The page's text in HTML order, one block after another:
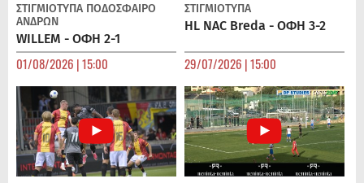
ΣΤΙΓΜΙΟΤΥΠΑ ΠΟΔΌΣΦΑΙΡΟ
ΑΝΔΡΏΝ
WILLEM - ΟΦΗ 2-1
01/08/2026 | 15:00
ΣΤΙΓΜΙΟΤΥΠΑ
HL NAC Breda - ΟΦΗ 3-2
29/07/2026 | 15:00